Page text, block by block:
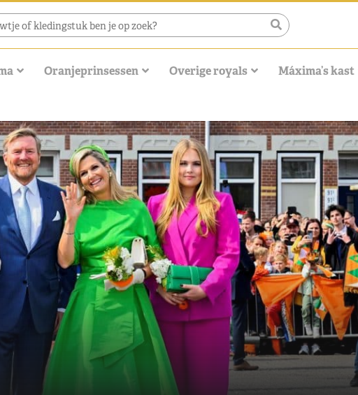
Oranjeprinsessen Overige royals Máxima’s kast